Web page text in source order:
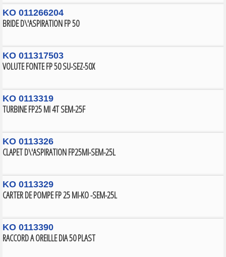
KO 011266204
BRIDE D\'ASPIRATION FP 50
KO 011317503
VOLUTE FONTE FP 50 SU-SEZ-50X
KO 0113319
TURBINE FP25 MI 4T SEM-25F
KO 0113326
CLAPET D\'ASPIRATION FP25MI-SEM-25L
KO 0113329
CARTER DE POMPE FP 25 MI-KO -SEM-25L
KO 0113390
RACCORD A OREILLE DIA 50 PLAST